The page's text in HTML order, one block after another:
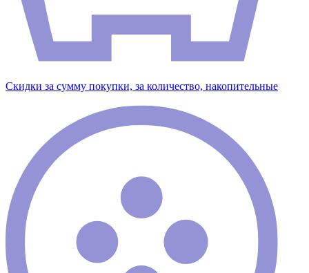
Скидки за сумму покупки, за количество, накопительные